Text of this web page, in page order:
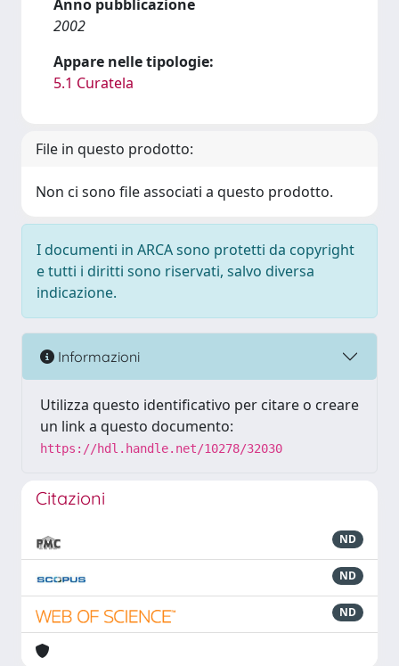
Anno pubblicazione
2002
Appare nelle tipologie:
5.1 Curatela
File in questo prodotto:
Non ci sono file associati a questo prodotto.
I documenti in ARCA sono protetti da copyright
e tutti i diritti sono riservati, salvo diversa
indicazione.
Informazioni
Utilizza questo identificativo per citare o creare
un link a questo documento:
https://hdl.handle.net/10278/32030
Citazioni
ND
ND
ND